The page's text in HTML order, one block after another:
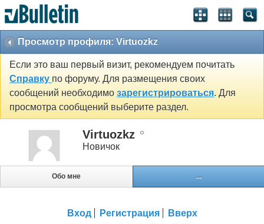
Просмотр профиля: Virtuozkz
Если это ваш первый визит, рекомендуем почитать
Справку по форуму. Для размещения своих
сообщений необходимо зарегистрироваться. Для
просмотра сообщений выберите раздел.
Virtuozkz
Новичок
Обо мне ...
Вход Регистрация Вверх